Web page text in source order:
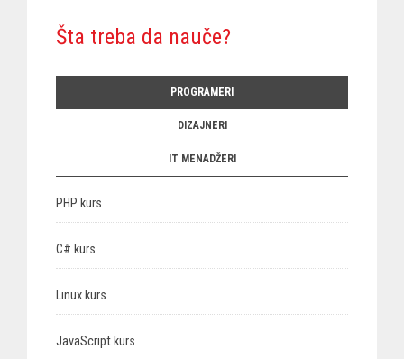
Šta treba da nauče?
PROGRAMERI
DIZAJNERI
IT MENADŽERI
PHP kurs
C# kurs
Linux kurs
JavaScript kurs